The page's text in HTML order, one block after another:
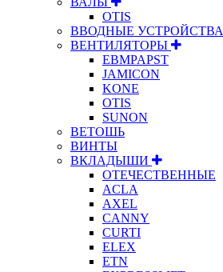
OTIS
ВВОДНЫЕ УСТРОЙСТВА
ВЕНТИЛЯТОРЫ
EBMPAPST
JAMICON
KONE
OTIS
SUNON
ВЕТОШЬ
ВИНТЫ
ВКЛАДЫШИ
ОТЕЧЕСТВЕННЫЕ
ACLA
AXEL
CANNY
CURTI
ELEX
ETN